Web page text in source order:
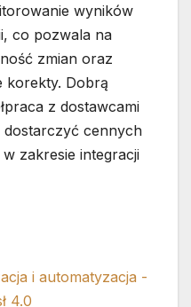
wyników
co pozwala na
zmian oraz
korekty. Dobrą
z dostawcami
cennych
zakresie integracji
i automatyzacja -
4.0